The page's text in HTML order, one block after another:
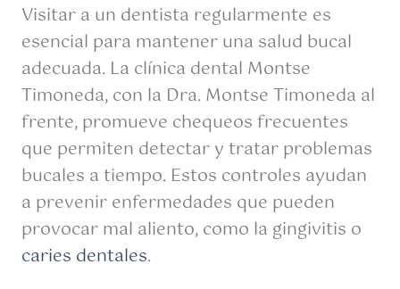
Visitar a un dentista regularmente es
esencial para mantener una salud bucal
adecuada. La clínica dental Montse
Timoneda, con la Dra. Montse Timoneda al
frente, promueve chequeos frecuentes
que permiten detectar y tratar problemas
bucales a tiempo. Estos controles ayudan
a prevenir enfermedades que pueden
provocar mal aliento, como la gingivitis o
caries dentales.